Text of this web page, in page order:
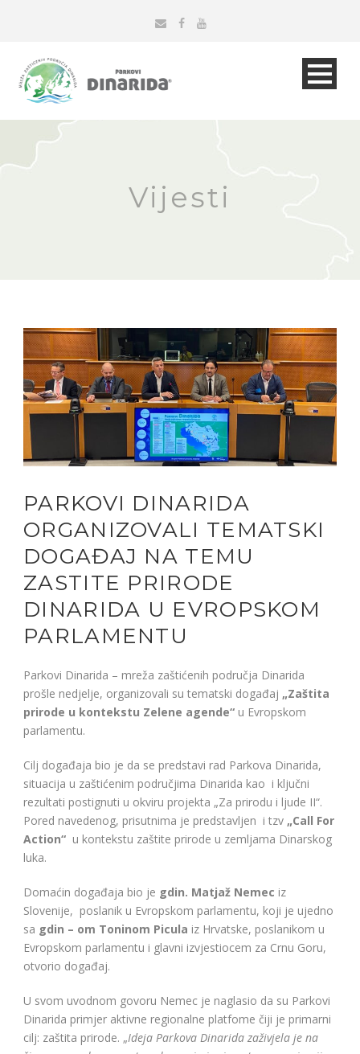
Vijesti
PARKOVI DINARIDA
ORGANIZOVALI TEMATSKI
DOGAĐAJ NA TEMU
ZASTITE PRIRODE
DINARIDA U EVROPSKOM
PARLAMENTU
Parkovi Dinarida – mreža zaštićenih područja Dinarida
prošle nedjelje, organizovali su tematski događaj „Zaštita
prirode u kontekstu Zelene agende“ u Evropskom
parlamentu.
Cilj događaja bio je da se predstavi rad Parkova Dinarida,
situacija u zaštićenim područjima Dinarida kao i ključni
rezultati postignuti u okviru projekta „Za prirodu i ljude II“.
Pored navedenog, prisutnima je predstavljen i tzv „Call For
Action“ u kontekstu zaštite prirode u zemljama Dinarskog
luka.
Domaćin događaja bio je gdin. Matjaž Nemec iz
Slovenije, poslanik u Evropskom parlamentu, koji je ujedno
sa gdin – om Toninom Picula iz Hrvatske, poslanikom u
Evropskom parlamentu i glavni izvjestiocem za Crnu Goru,
otvorio događaj.
U svom uvodnom govoru Nemec je naglasio da su Parkovi
Dinarida primjer aktivne regionalne platfome čiji je primarni
cilj: zaštita prirode. „Ideja Parkova Dinarida zaživjela je na